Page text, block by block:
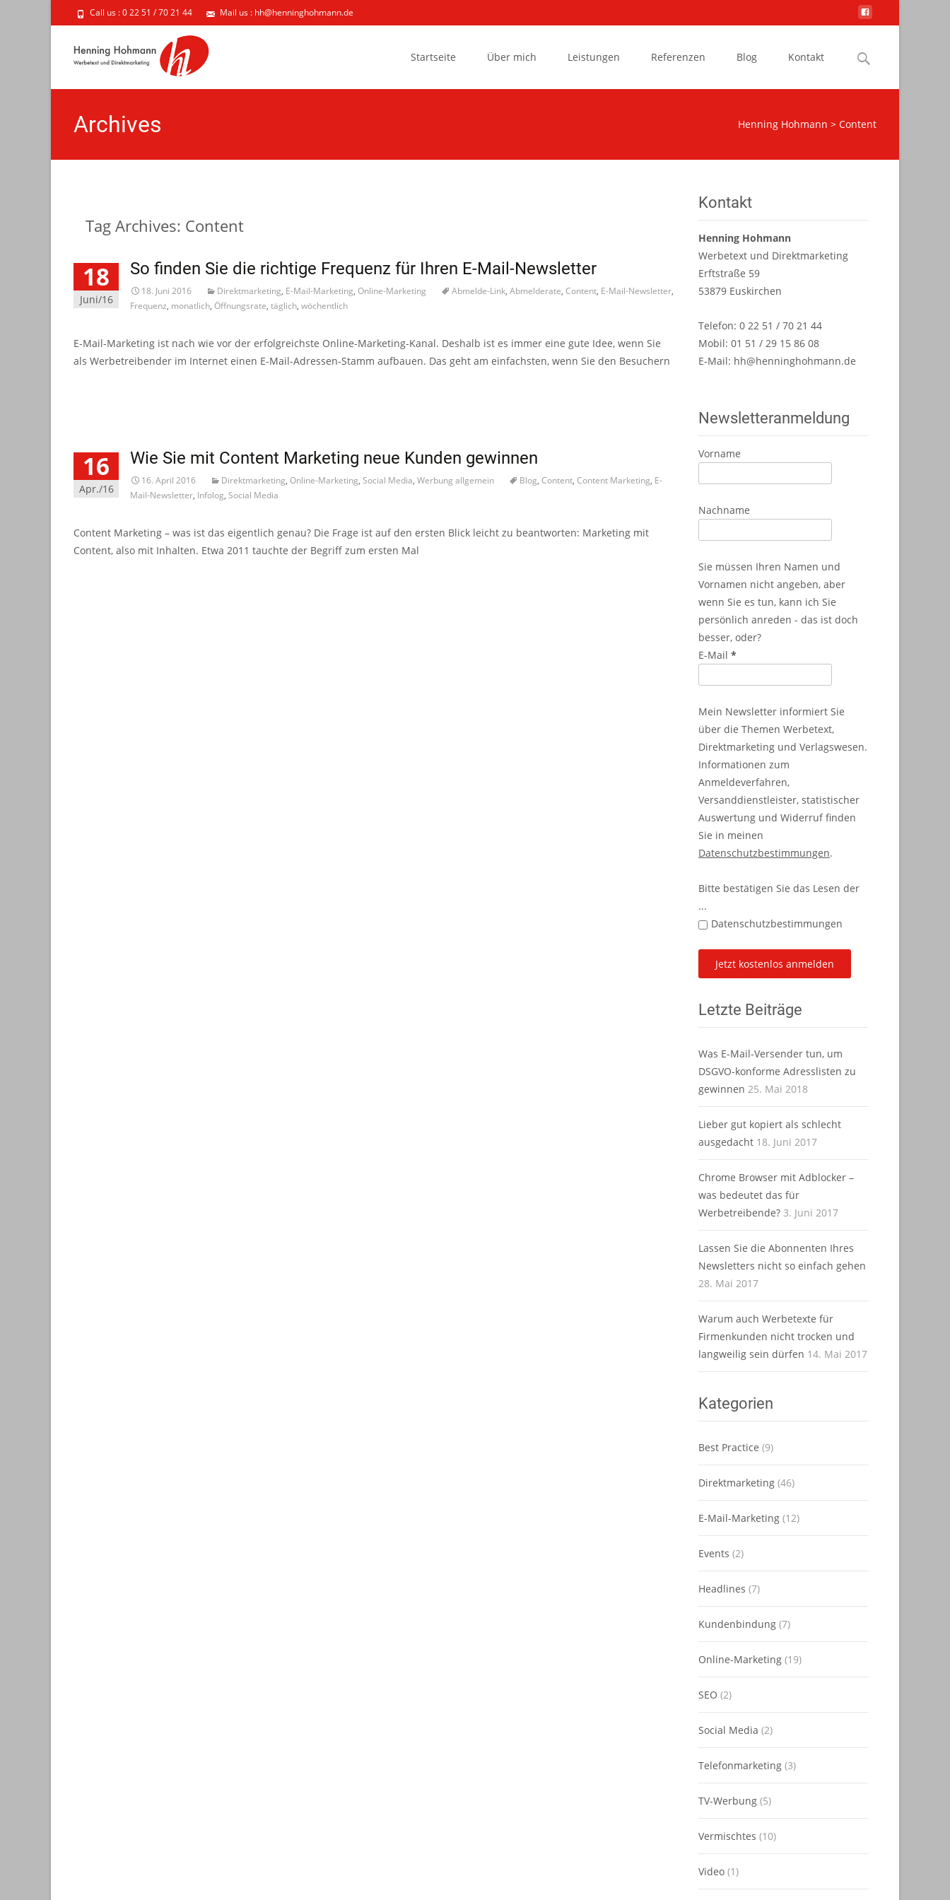
Call us : 0 22 51 / 70 21 44 Mail us : hh@henninghohmann.de
Startseite
Über mich Leistungen Referenzen Blog Kontakt
Search
Archives Henning Hohmann > Content
Tag Archives: Content
18
Juni/16
So finden Sie die richtige Frequenz für Ihren E-Mail-Newsletter
18. Juni 2016 Direktmarketing, E-Mail-Marketing, Online-Marketing Abmelde-Link, Abmelderate, Content, E-Mail-Newsletter,
Frequenz, monatlich, Öffnungsrate, täglich, wöchentlich
E-Mail-Marketing ist nach wie vor der erfolgreichste Online-Marketing-Kanal. Deshalb ist es immer eine gute Idee, wenn Sie
als Werbetreibender im Internet einen E-Mail-Adressen-Stamm aufbauen. Das geht am einfachsten, wenn Sie den Besuchern
16
Apr./16
Wie Sie mit Content Marketing neue Kunden gewinnen
16. April 2016 Direktmarketing, Online-Marketing, Social Media, Werbung allgemein Blog, Content, Content Marketing, E-
Mail-Newsletter, Infolog, Social Media
Content Marketing – was ist das eigentlich genau? Die Frage ist auf den ersten Blick leicht zu beantworten: Marketing mit
Content, also mit Inhalten. Etwa 2011 tauchte der Begriff zum ersten Mal
Kontakt
Henning Hohmann
Werbetext und Direktmarketing
Erftstraße 59
53879 Euskirchen
Telefon: 0 22 51 / 70 21 44
Mobil: 01 51 / 29 15 86 08
E-Mail: hh@henninghohmann.de
Newsletteranmeldung
Vorname
Nachname
Sie müssen Ihren Namen und
Vornamen nicht angeben, aber
wenn Sie es tun, kann ich Sie
persönlich anreden - das ist doch
besser, oder?
E-Mail *
Mein Newsletter informiert Sie
über die Themen Werbetext,
Direktmarketing und Verlagswesen.
Informationen zum
Anmeldeverfahren,
Versanddienstleister, statistischer
Auswertung und Widerruf finden
Sie in meinen
Datenschutzbestimmungen.
Bitte bestätigen Sie das Lesen der
...
Datenschutzbestimmungen
Letzte Beiträge
Was E-Mail-Versender tun, um
DSGVO-konforme Adresslisten zu
gewinnen 25. Mai 2018
Lieber gut kopiert als schlecht
ausgedacht 18. Juni 2017
Chrome Browser mit Adblocker –
was bedeutet das für
Werbetreibende? 3. Juni 2017
Lassen Sie die Abonnenten Ihres
Newsletters nicht so einfach gehen
28. Mai 2017
Warum auch Werbetexte für
Firmenkunden nicht trocken und
langweilig sein dürfen 14. Mai 2017
Kategorien
Best Practice (9)
Direktmarketing (46)
E-Mail-Marketing (12)
Events (2)
Headlines (7)
Kundenbindung (7)
Online-Marketing (19)
SEO (2)
Social Media (2)
Telefonmarketing (3)
TV-Werbung (5)
Vermischtes (10)
Video (1)